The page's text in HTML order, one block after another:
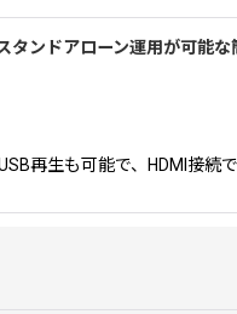
タンドアローン運用が可能
再生も可能で、HDMI接